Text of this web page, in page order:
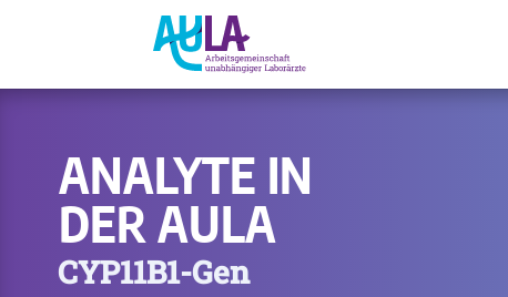
ANALYTE IN
DER AULA
CYP11B1-Gen